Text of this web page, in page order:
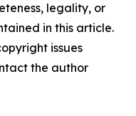
legality, or
in this article.
issues
the author